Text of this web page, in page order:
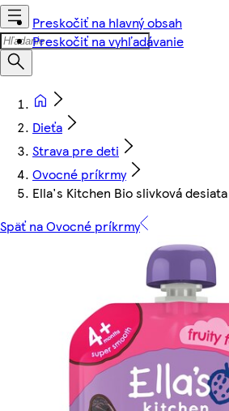
Preskočiť na hlavný obsah
Preskočiť na vyhľadávanie
Dieťa
Strava pre deti
Ovocné príkrmy
Ella's Kitchen Bio slivková
Späť na Ovocné príkrmy